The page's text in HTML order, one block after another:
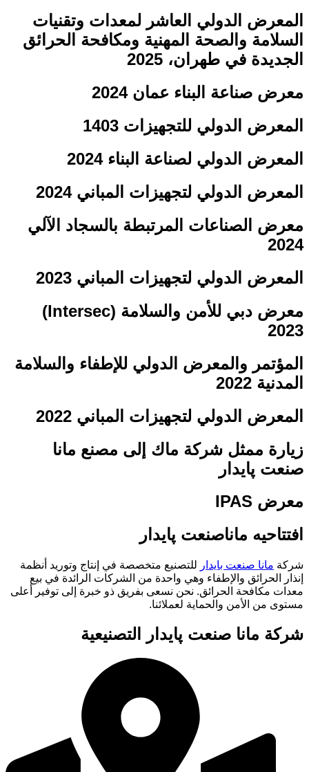
المعرض الدولي العاشر لمعدات وتقنيات
السلامة والصحة المهنية ومكافحة الحرائق
الجديدة في طهران، 2025
معرض صناعة البناء عمان 2024
المعرض الدولي للتجهيزات 1403
المعرض الدولي لصناعة البناء 2024
المعرض الدولي لتجهيزات المباني 2024
معرض الصناعات المرتبطة بالسجاد الآلي
2024
المعرض الدولي لتجهيزات المباني 2023
معرض دبي للأمن والسلامة (Intersec)
2023
المؤتمر والمعرض الدولي للإطفاء والسلامة
المدنية 2022
المعرض الدولي لتجهيزات المباني 2022
زيارة ممثل شركة ماك إلى مصنع مانا
صنعت پایدار
معرض IPAS
افتتاحیه ماناصنعت پایدار
شركة مانا صنعت بايدار للتصنيع متخصصة في إنتاج وتوريد أنظمة
إنذار الحرائق والإطفاء وهي واحدة من الشركات الرائدة في بيع
معدات مكافحة الحرائق. نحن نسعى بفريق ذو خبرة إلى توفير أعلى
مستوى من الأمن والحماية لعملائنا.
شركة مانا صنعت پایدار التصنيعية